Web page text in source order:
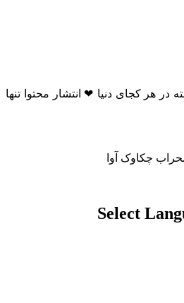
در هر کجای دنیا ❤ انتشار محتوا تنها
چکاوک آوا